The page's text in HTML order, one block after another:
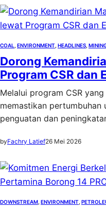
COAL ENVIRONMENT HEADLINES
Dorong
Program CSR dan
Melalui program CSR
memastikan pertumbuhan
penguatan dan
byFachry Latief26 Mei 2026
DOWNSTREAM ENVIRONMENT